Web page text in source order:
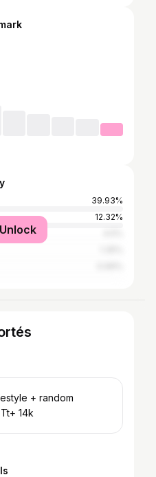
39.93%
12.32%
+ random
@wear_lava @sandia_sf Tt+ 14k